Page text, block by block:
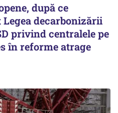
după ce
decarbonizării
privind centralele pe
în reforme atrage